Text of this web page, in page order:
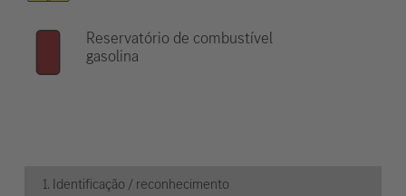
Reservatório de combustível
gasolina
1. Identificação / reconhecimento